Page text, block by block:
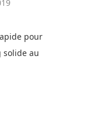
pour
solide au